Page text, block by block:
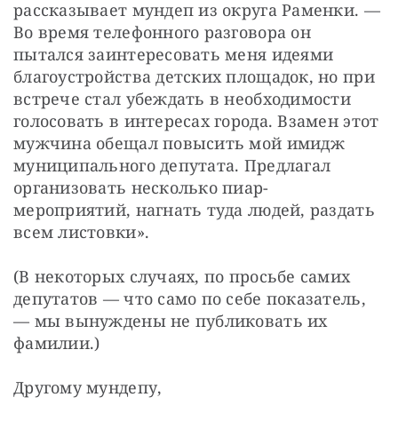
рассказывает мундеп из округа Раменки. —
Во время телефонного разговора он
пытался заинтересовать меня идеями
благоустройства детских площадок, но при
встрече стал убеждать в необходимости
голосовать в интересах города. Взамен этот
мужчина обещал повысить мой имидж
муниципального депутата. Предлагал
организовать несколько пиар-
мероприятий, нагнать туда людей, раздать
всем листовки».
(В некоторых случаях, по просьбе самих
депутатов — что само по себе показатель,
— мы вынуждены не публиковать их
фамилии.)
Другому мундепу,